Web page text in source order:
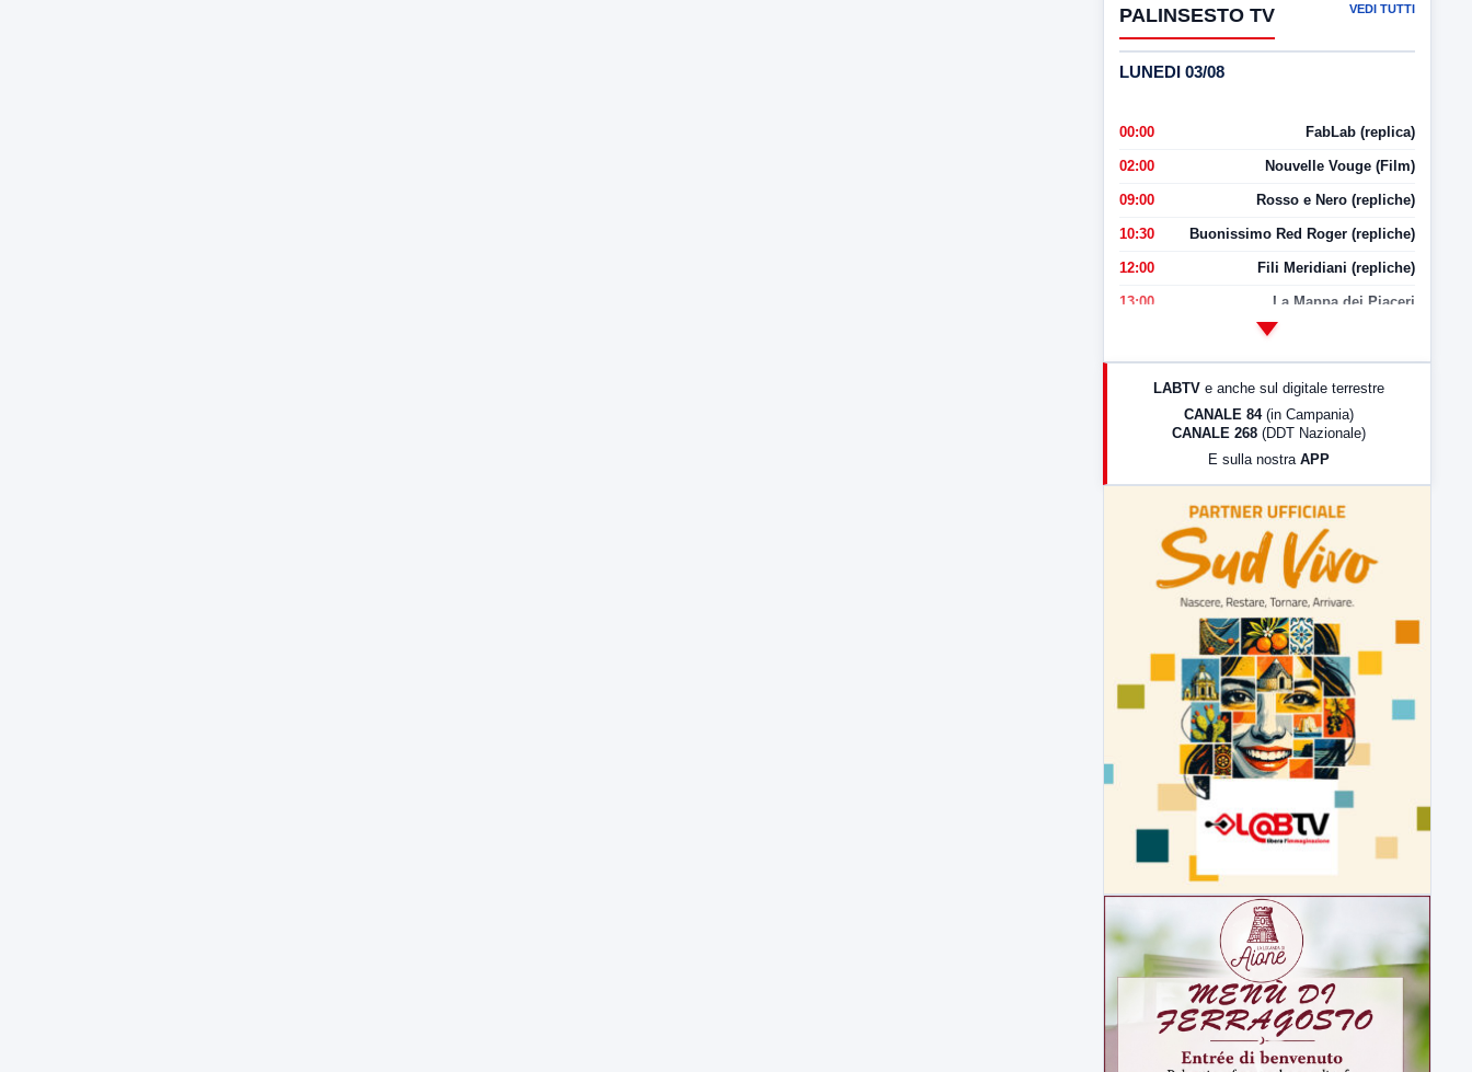
PALINSESTO TV VEDI TUTTI
LUNEDI 03/08
00:00 FabLab (replica)
02:00 Nouvelle Vouge (Film)
09:00 Rosso e Nero (repliche)
10:30 Buonissimo Red Roger (repliche)
12:00 Fili Meridiani (repliche)
13:00 La Mappa dei Piaceri
LabNews (Diretta)
LabNews (replica)
LABTV e anche sul digitale terrestre
CANALE 84 (in Campania)
CANALE 268 (DDT Nazionale)
E sulla nostra APP